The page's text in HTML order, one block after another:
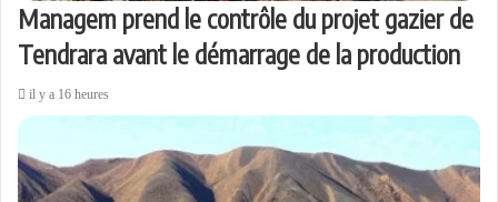
Managem prend le contrôle du projet gazier de
Tendrara avant le démarrage de la production
il y a 16 heures